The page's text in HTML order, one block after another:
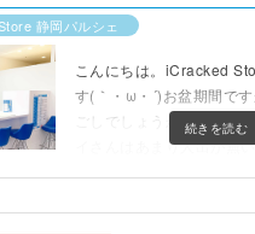
静岡パルシェ
続きを読む
こんにちは。iCracked
す(｀・ω・´)お盆期間で
ごしでしょうか。当店が
イさんはあまり人出が無